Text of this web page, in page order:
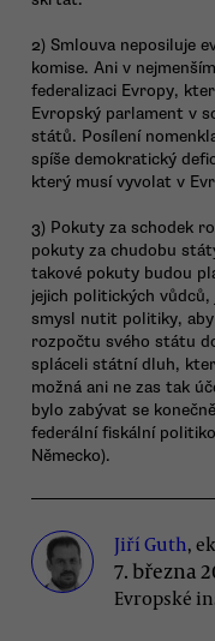
2) Smlouva neposiluje
komise. Ani v
federalizaci Evropy,
Evropský parlament v
států. Posílení
spíše demokratický
který musí vyvolat v
3) Pokuty za schodek
pokuty za chudobu
takové pokuty budou
jejich politických
smysl nutit politiky,
rozpočtu svého státu
spláceli státní dluh,
možná ani ne zas tak
bylo zabývat se
federální fiskální
Německo).
Jiří Guth,
7. března
Evropské